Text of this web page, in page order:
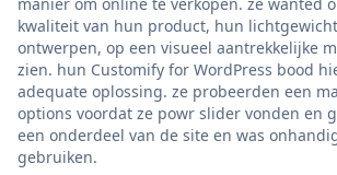
kwaliteit van hun product, hun
ontwerpen, op een visueel aantrekkelijke
zien. hun Customify for WordPress bood
adequate oplossing. ze probeerden een
options voordat ze powr slider vonden en
een onderdeel van de site en was
gebruiken.